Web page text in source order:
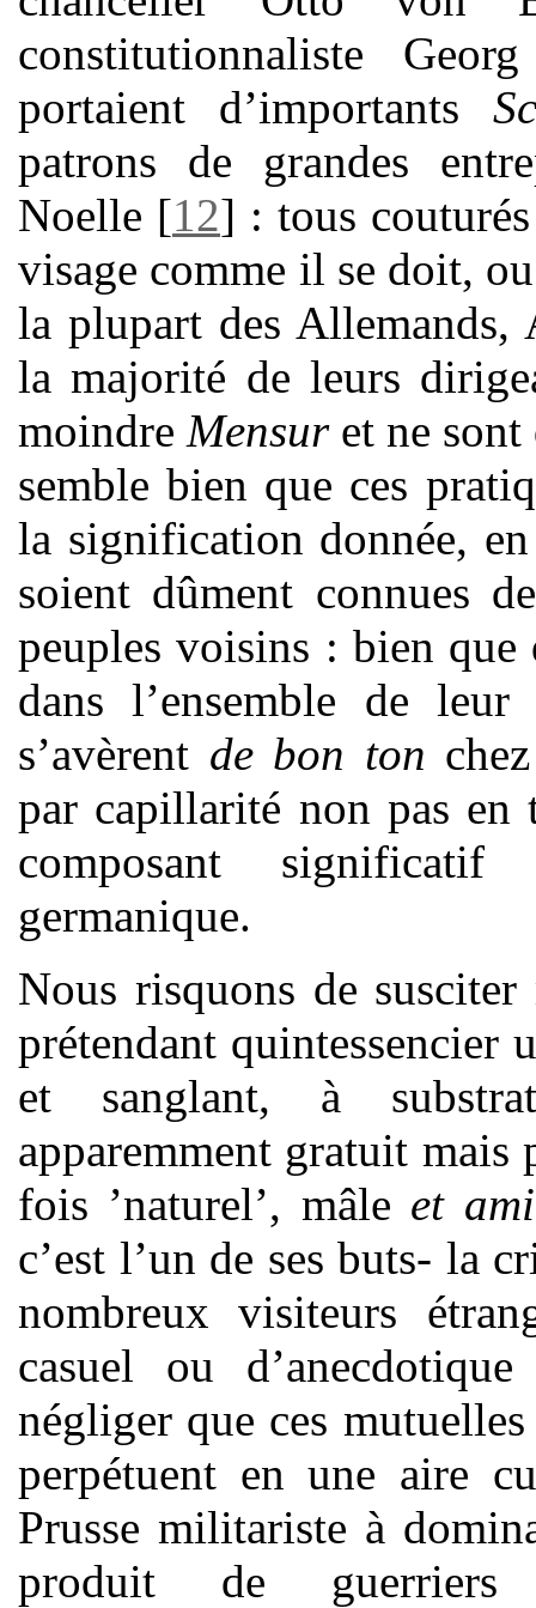
constitutionnaliste
portaient d’importants
patrons de grandes
Noelle [12] : tous
visage comme il se doit,
la plupart des Allemands,
la majorité de leurs
moindre Mensuret ne sont
semble bien que ces
la signification donnée,
soient dûment connues
peuples voisins : bien que
dans l’ensemble de
s’avèrent de bon ton
par capillarité non pas en
composant
germanique.
Nous risquons de
prétendant quintessencier
et sanglant, à
apparemment gratuit mais
fois ’naturel’, mâle et
c’est l’un de ses buts- la
nombreux visiteurs
casuel ou
négliger que ces
perpétuent en une aire
Prusse militariste à
produit de guerriers